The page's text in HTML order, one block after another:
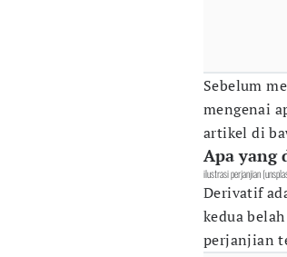
Sebelum
mengenai
artikel di
Apa yang
ilustrasi perjanjian
Derivatif
kedua
perjanjian